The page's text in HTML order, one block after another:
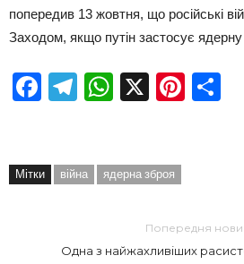
попередив 13 жовтня, що російські
Заходом, якщо путін застосує
Facebook
Telegram
WhatsApp
X
Мітки війна ядерна зброя
Попередня
Одна з найжахливіших